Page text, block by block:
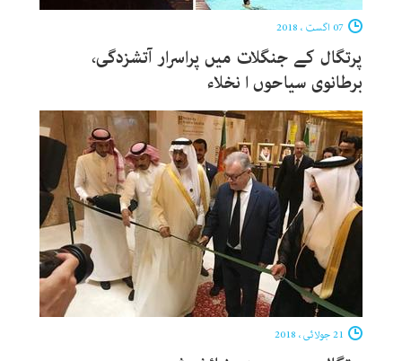
پرتگال کے جنگلات میں پراسرار آتشزدگی،
برطانوی سیاحوں ا نخلاء